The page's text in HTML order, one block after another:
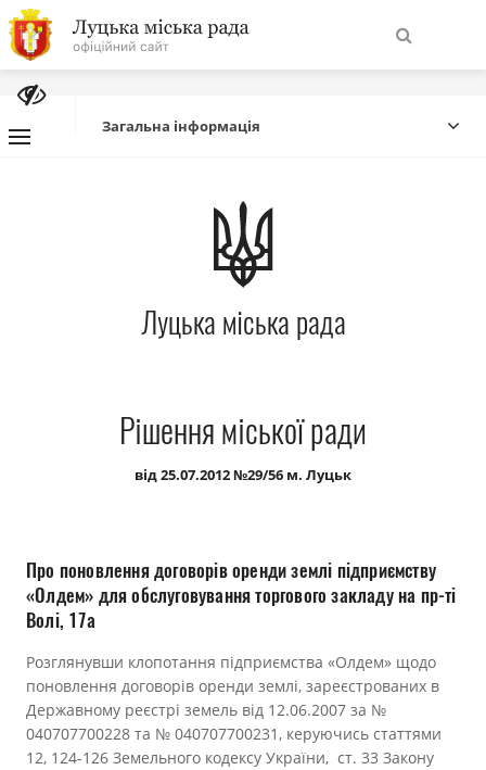
На
головну
Про місто
Міська влада
Міська рада
Публічна інформація
Документи
Загальна інформація
Луцька міська рада
Рішення міської ради
від 25.07.2012 №29/56 м. Луцьк
Про поновлення договорів оренди землі підприємству
«Олдем» для обслуговування торгового закладу на пр-ті
Волі, 17а
Розглянувши клопотання підприємства «Олдем» щодо
поновлення договорів оренди землі, зареєстрованих в
Державному реєстрі земель від 12.06.2007 за №
040707700228 та № 040707700231, керуючись статтями
12, 124-126 Земельного кодексу України, ст. 33 Закону